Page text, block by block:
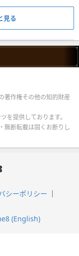
見る
著作権その他の知的財産
を提供しております。
無断転載は固くお断りし
シーポリシー
(English)